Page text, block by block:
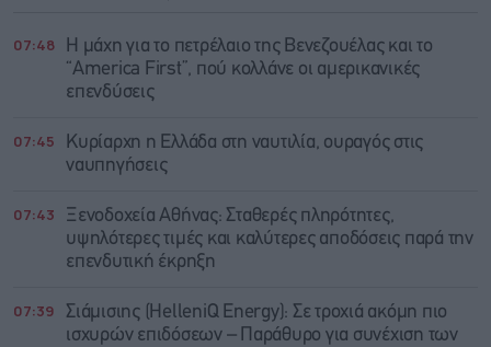
07:48
Η μάχη για το πετρέλαιο της Βενεζουέλας και το
“America First”, πού κολλάνε οι αμερικανικές
επενδύσεις
07:45
Κυρίαρχη η Ελλάδα στη ναυτιλία, ουραγός στις
ναυπηγήσεις
07:43
Ξενοδοχεία Αθήνας: Σταθερές πληρότητες,
υψηλότερες τιμές και καλύτερες αποδόσεις παρά την
επενδυτική έκρηξη
07:39
Σιάμισιης (HelleniQ Energy): Σε τροχιά ακόμη πιο
ισχυρών επιδόσεων – Παράθυρο για συνέχιση των